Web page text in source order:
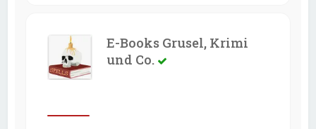
E-Books Grusel, Krimi
und Co.